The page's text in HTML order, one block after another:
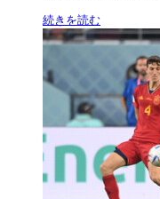
続きを読む